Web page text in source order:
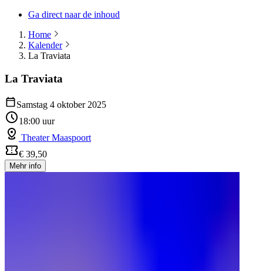
Ga direct naar de inhoud
Home
Kalender
La Traviata
La Traviata
Samstag 4 oktober 2025
18:00 uur
Theater Maaspoort
€ 39,50
Mehr info